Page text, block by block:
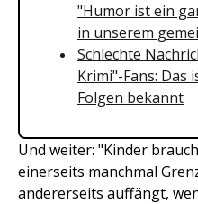
"Humor ist ein
in unserem
Schlechte
Krimi"-Fans: Das
Folgen bekannt
Und weiter: "Kinder
einerseits manchmal
andererseits auffängt,